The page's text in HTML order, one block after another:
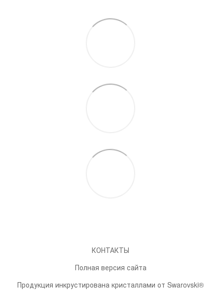
КОНТАКТЫ
Полная версия сайта
Продукция инкрустирована кристаллами от Swarovski®